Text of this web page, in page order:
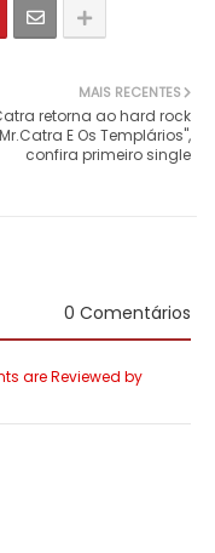
MAIS RECENTES
retorna ao hard rock
E Os Templários",
confira primeiro single
0 Comentários
are Reviewed by